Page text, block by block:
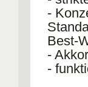
-
Best-
-
-